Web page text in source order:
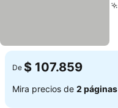
De $ 107.859
Mira precios de 2 páginas